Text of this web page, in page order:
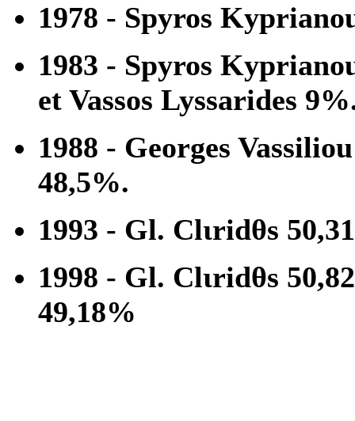
1978 - Spyros
1983 - Spyros
et Vassos Lyssarides
1988 - Georges
48,5%.
1993 - Gl. Clιridθs
1998 - Gl. Clιridθs
49,18%